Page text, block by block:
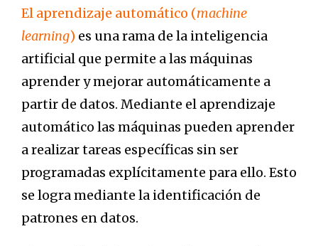
El aprendizaje automático (machine
learning) es una rama de la inteligencia
artificial que permite a las máquinas
aprender y mejorar automáticamente a
partir de datos. Mediante el aprendizaje
automático las máquinas pueden aprender
a realizar tareas específicas sin ser
programadas explícitamente para ello. Esto
se logra mediante la identificación de
patrones en datos.